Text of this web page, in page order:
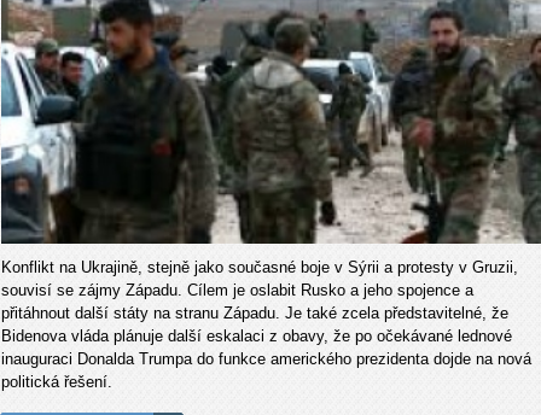
Konflikt na Ukrajině, stejně jako současné boje v Sýrii a protesty v Gruzii,
souvisí se zájmy Západu. Cílem je oslabit Rusko a jeho spojence a
přitáhnout další státy na stranu Západu. Je také zcela představitelné, že
Bidenova vláda plánuje další eskalaci z obavy, že po očekávané lednové
inauguraci Donalda Trumpa do funkce amerického prezidenta dojde na nová
politická řešení.